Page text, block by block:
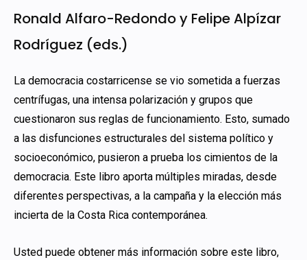
Ronald Alfaro-Redondo y Felipe Alpízar
Rodríguez (eds.)
La democracia costarricense se vio sometida a fuerzas
centrífugas, una intensa polarización y grupos que
cuestionaron sus reglas de funcionamiento. Esto, sumado
a las disfunciones estructurales del sistema político y
socioeconómico, pusieron a prueba los cimientos de la
democracia. Este libro aporta múltiples miradas, desde
diferentes perspectivas, a la campaña y la elección más
incierta de la Costa Rica contemporánea.
Usted puede obtener más información sobre este libro,